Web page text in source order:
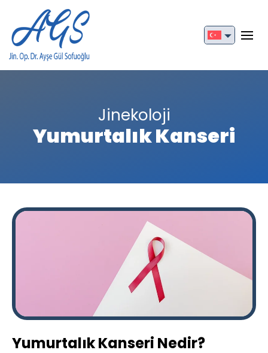
Jinekoloji
Yumurtalık Kanseri
Yumurtalık Kanseri Nedir?